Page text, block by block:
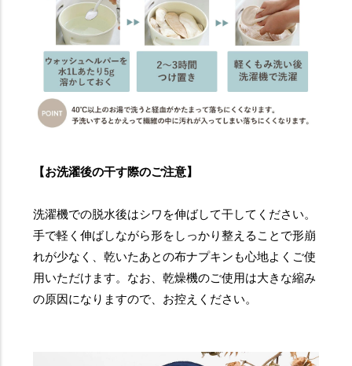
【お洗濯後の干す際のご注意】
洗濯機での脱水後はシワを伸ばして干してください。
手で軽く伸ばしながら形をしっかり整えることで形崩
れが少なく、乾いたあとの布ナプキンも心地よくご使
用いただけます。なお、乾燥機のご使用は大きな縮み
の原因になりますので、お控えください。